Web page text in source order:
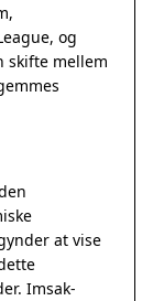
og
skifte mellem
at vise
Imsak-